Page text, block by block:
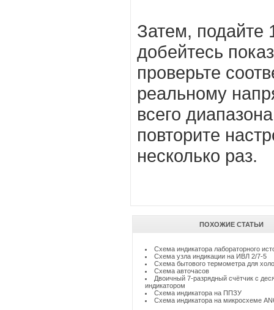
Затем, подайте
добейтесь
проверьте
реальному
всего
повторите
несколько раз.
ПОХОЖИЕ СТАТЬИ
Схема индикатора лабораторного
Схема узла индикации на ИВЛ 2/7-5
Схема бытового термометра для
Схема авточасов
Двоичный 7-разрядный счётчик с
индикатором
Схема индикатора на ППЗУ
Схема индикатора на микросхеме